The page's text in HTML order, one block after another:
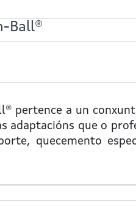
Ball®
®pertence a un
adaptacións que o
quecemento